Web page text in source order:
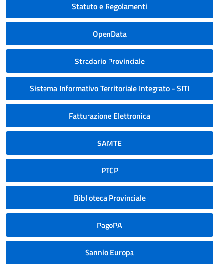
Statuto e Regolamenti
OpenData
Stradario Provinciale
Sistema Informativo Territoriale Integrato - SITI
Fatturazione Elettronica
SAMTE
PTCP
Biblioteca Provinciale
PagoPA
Sannio Europa